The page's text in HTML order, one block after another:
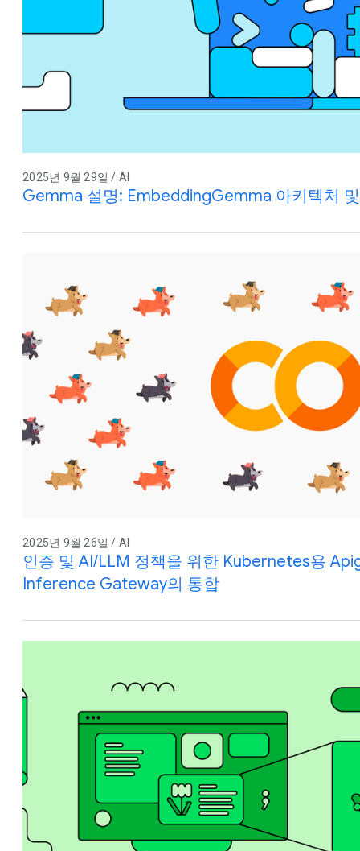
2025년 9월 29일 / AI
Gemma 설명: EmbeddingGemma 아키텍처
2025년 9월 26일 / AI
인증 및 AI/LLM 정책을 위한 Kubernetes용
Inference Gateway의 통합